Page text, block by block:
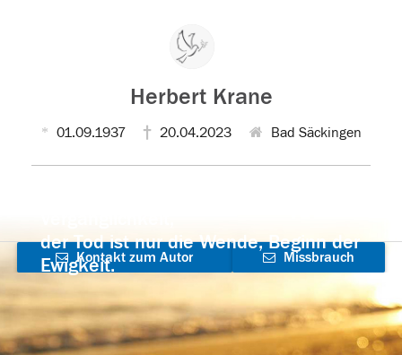
Herbert Krane
01.09.1937 20.04.2023 Bad Säckingen
der Tod ist nur die Wende, Beginn der
Ewigkeit.
Kontakt zum Autor
aufnehmen
Missbrauch